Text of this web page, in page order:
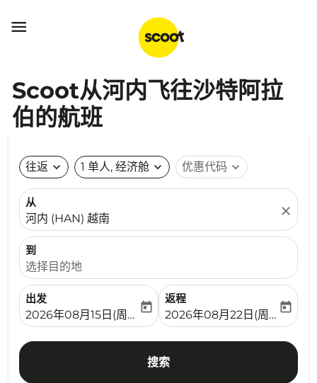

Scoot从河内飞往沙特阿拉
伯的航班
往返 expand_more 1 单人, 经济舱 expand_more 优惠代码 expand_more
从
河内 (HAN) 越南
close
到
选择目的地
出发
fc-booking-departure-date-aria-label
2026年08月15日(周六)
today
返程
fc-booking-return-date-
2026年08月22日(周六)
today
搜索